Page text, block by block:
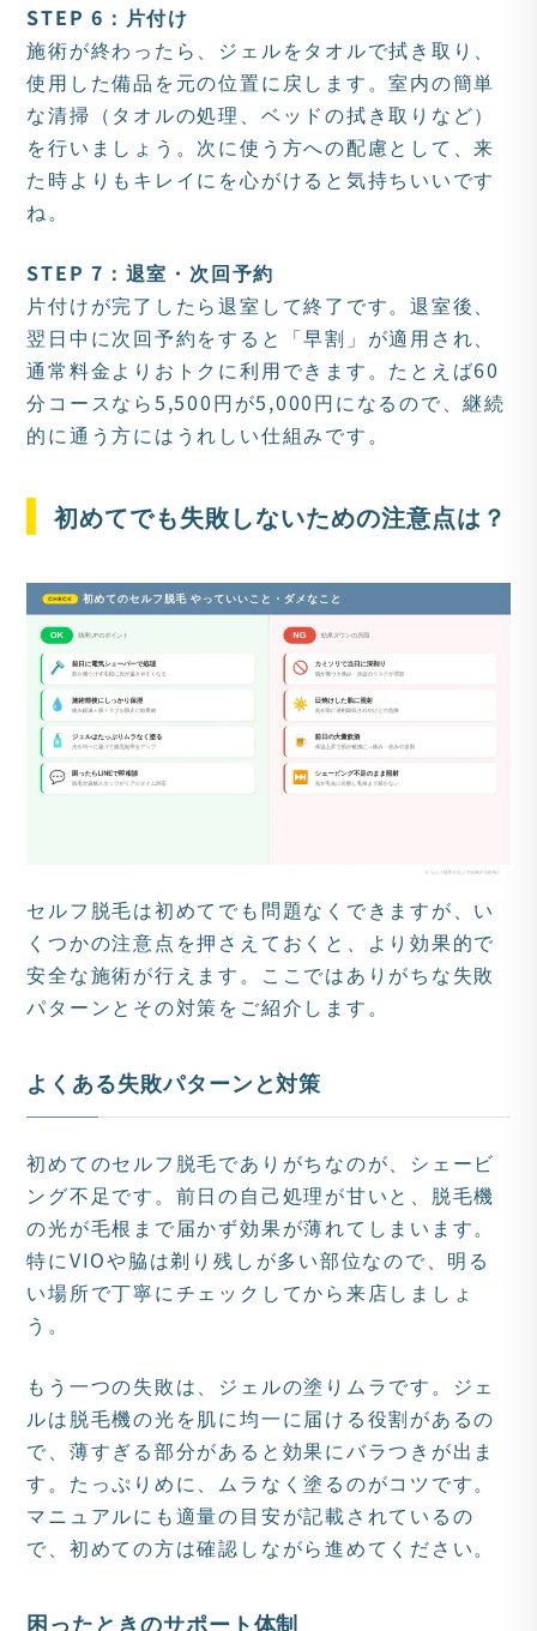
STEP 6：片付け
施術が終わったら、ジェルをタオルで拭き取り、
使用した備品を元の位置に戻します。室内の簡単
な清掃（タオルの処理、ベッドの拭き取りなど）
を行いましょう。次に使う方への配慮として、来
た時よりもキレイにを心がけると気持ちいいです
ね。
STEP 7：退室・次回予約
片付けが完了したら退室して終了です。退室後、
翌日中に次回予約をすると「早割」が適用され、
通常料金よりおトクに利用できます。たとえば60
分コースなら5,500円が5,000円になるので、継続
的に通う方にはうれしい仕組みです。
初めてでも失敗しないための注意点は？
セルフ脱毛は初めてでも問題なくできますが、い
くつかの注意点を押さえておくと、より効果的で
安全な施術が行えます。ここではありがちな失敗
パターンとその対策をご紹介します。
よくある失敗パターンと対策
初めてのセルフ脱毛でありがちなのが、シェービ
ング不足です。前日の自己処理が甘いと、脱毛機
の光が毛根まで届かず効果が薄れてしまいます。
特にVIOや脇は剃り残しが多い部位なので、明る
い場所で丁寧にチェックしてから来店しましょ
う。
もう一つの失敗は、ジェルの塗りムラです。ジェ
ルは脱毛機の光を肌に均一に届ける役割があるの
で、薄すぎる部分があると効果にバラつきが出ま
す。たっぷりめに、ムラなく塗るのがコツです。
マニュアルにも適量の目安が記載されているの
で、初めての方は確認しながら進めてください。
困ったときのサポート体制